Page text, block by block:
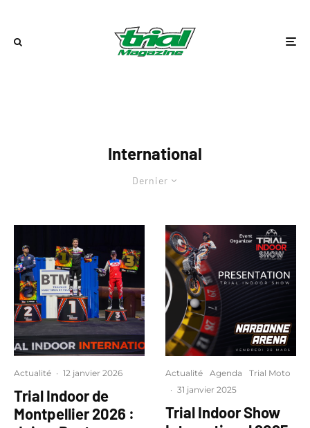
International
Dernier
Actualité · 12 janvier 2026
Trial Indoor de
Montpellier 2026 :
Actualité Agenda
Trial Moto
· 31 janvier 2025
Trial Indoor Show